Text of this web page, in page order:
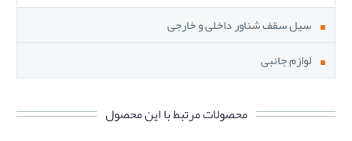
سیل سقف شناور داخلی و خارجی
لوازم جانبی
محصولات مرتبط با این محصول